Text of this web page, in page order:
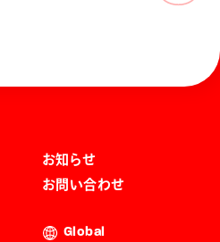
お知らせ
お問い合わせ
Global